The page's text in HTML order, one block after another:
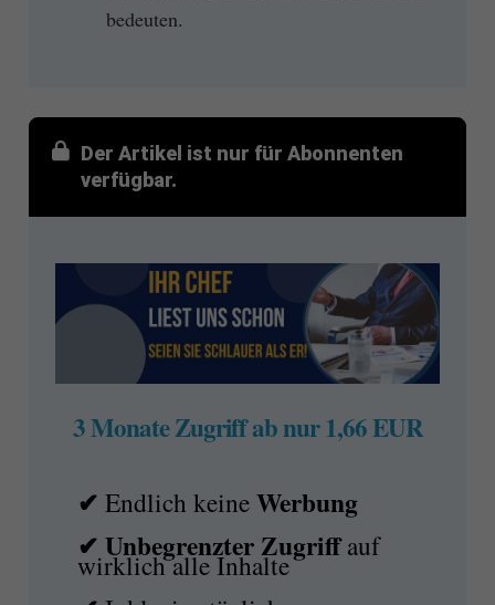
bedeuten.
Der Artikel ist nur für Abonnenten
verfügbar.
3 Monate Zugriff ab nur 1,66 EUR
✔Endlich keineWerbung
✔ Unbegrenzter Zugriffauf
wirklich alle Inhalte